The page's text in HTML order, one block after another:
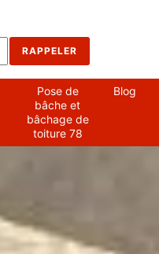
Pose de
bâche et
bâchage de
toiture 78
Blog